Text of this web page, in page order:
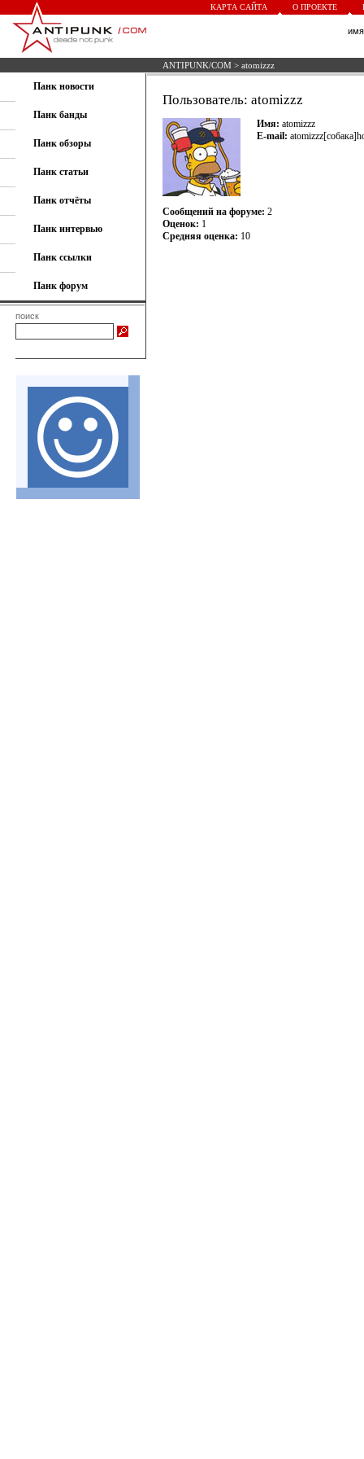
КАРТА САЙТА О ПРОЕКТЕ
ANTIPUNK/COM > atomizzz
Панк новости
Панк банды
Панк обзоры
Панк статьи
Панк отчёты
Панк интервью
Панк ссылки
Панк форум
поиск
Пользователь: atomizzz
Имя: atomizzz
E-mail:
Сообщений на форуме: 2
Оценок: 1
Средняя оценка: 10